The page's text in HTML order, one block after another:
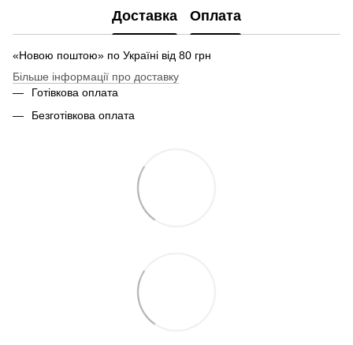
Доставка Оплата
«Новою поштою» по Україні від 80 грн
Більше інформації про доставку
Готівкова оплата
Безготівкова оплата